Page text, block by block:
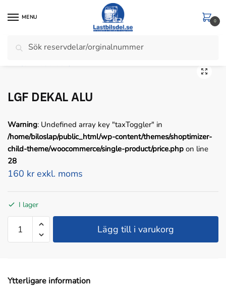
MENU
efter:
0
Hem Belysning / Reflex / LGF DEKAL ALU
LGF DEKAL ALU
Warning: Undefined array key "taxToggler" in
/home/biloslap/public_html/wp-content/themes/shoptimizer-
child-theme/woocommerce/single-product/price.php on line
28
160 kr exkl. moms
I lager
DEKAL
Lägg till i varukorg
Ytterligare information